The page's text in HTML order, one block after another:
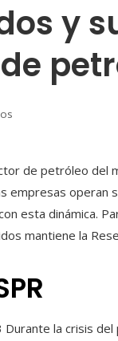
y
de petróleo del
empresas operan
esta dinámica.
mantiene la
la crisis